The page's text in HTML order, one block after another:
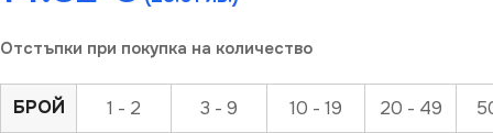
Отстъпки при покупка на количество
БРОЙ 1 - 2 3 - 9 10 - 19 20 - 49